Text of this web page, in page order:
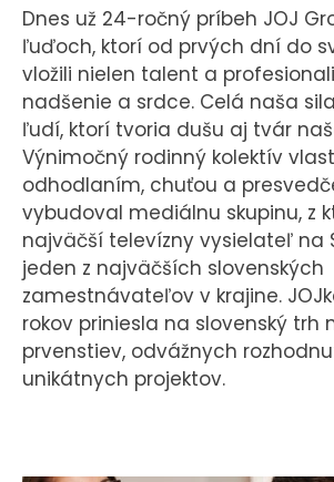
CASE STUDIES
O NÁS
Tím
Kariéra
PRESS
Tlačové správy
B2B Rozhovory
VEREJNÉ VYSIELANIE
Dnes už 24-ročný príbeh JOJ
ľuďoch, ktorí od prvých dní do
vložili nielen talent a
nadšenie a srdce. Celá naša
ľudí, ktorí tvoria dušu aj tvár
Výnimočný rodinný kolektív
odhodlaním, chuťou a
vybudoval mediálnu skupinu, z
najväčší televízny vysielateľ na
jeden z najväčších slovenských
zamestnávateľov v krajine.
rokov priniesla na slovenský trh
prvenstiev, odvážnych
unikátnych projektov.